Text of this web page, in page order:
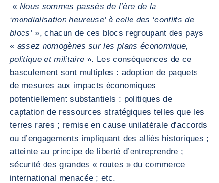
«Nous sommes passés de l’ère de la
‘mondialisation heureuse’ à celle des ‘conflits de
blocs’ », chacun de ces blocs regroupant des pays
« assez homogènes sur les plans économique,
politique et militaire ». Les conséquences de ce
basculement sont multiples : adoption de paquets
de mesures aux impacts économiques
potentiellement substantiels ; politiques de
captation de ressources stratégiques telles que les
terres rares ; remise en cause unilatérale d’accords
ou d’engagements impliquant des alliés historiques ;
atteinte au principe de liberté d’entreprendre ;
sécurité des grandes « routes » du commerce
international menacée ; etc.